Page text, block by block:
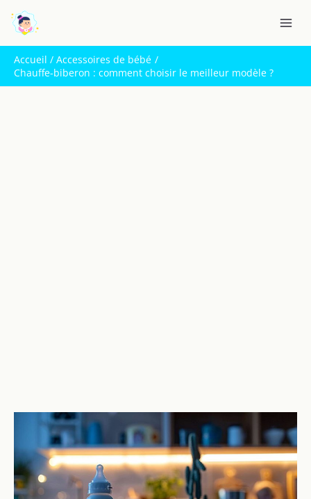
contenu
Accueil
Accessoires de bébé
Chauffe-biberon : comment choisir le meilleur modèle ?
e
c
h
e